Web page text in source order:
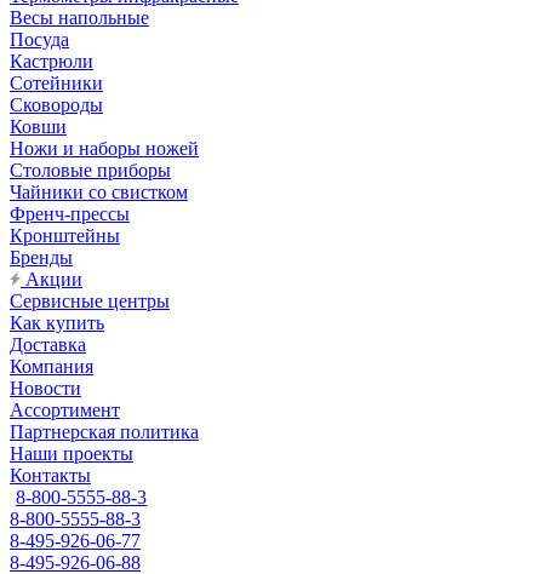
Весы напольные
Посуда
Кастрюли
Сотейники
Сковороды
Ковши
Ножи и наборы ножей
Столовые приборы
Чайники со свистком
Френч-прессы
Кронштейны
Бренды
Акции
Сервисные центры
Как купить
Доставка
Компания
Новости
Ассортимент
Партнерская политика
Наши проекты
Контакты
8-800-5555-88-3
8-800-5555-88-3
8-495-926-06-77
8-495-926-06-88